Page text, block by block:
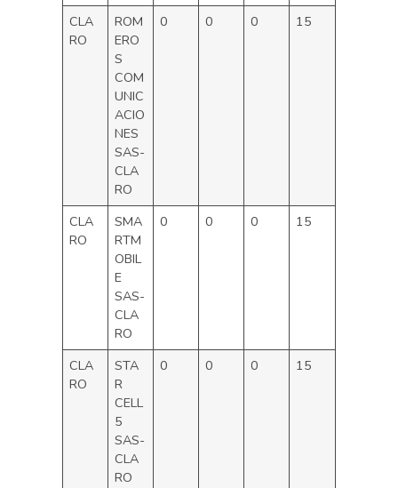
CLA
RO
ROM
ERO
S
COM
UNIC
ACIO
NES
SAS-
CLA
RO
0 0 0 15
CLA
RO
SMA
RTM
OBIL
E
SAS-
CLA
RO
0 0 0 15
CLA
RO
STA
R
CELL
5
SAS-
CLA
RO
0 0 0 15